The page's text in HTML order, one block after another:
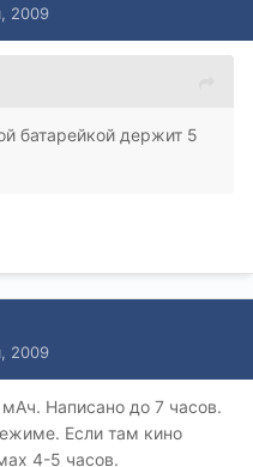
2009
батарейкой держит 5
2009
Написано до 7 часов.
Если там кино
4-5 часов.